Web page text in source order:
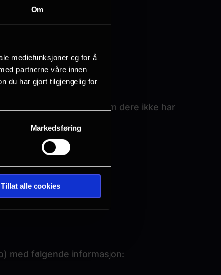
Om
mediefunksjoner og for å
partnerne våre innen
du har gjort tilgjengelig for
Markedsføring
Tillat alle cookies
kr 25,- pr person, dersom dere ikke har
uken etter.
med følgende informasjon: